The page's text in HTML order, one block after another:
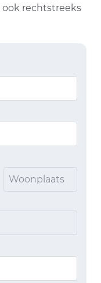
rechtstreeks
Woonplaats